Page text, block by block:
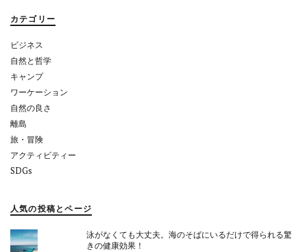
ョ
ン
カテゴリー
ビジネス
自然と哲学
キャンプ
ワーケーション
自然の良さ
離島
旅・冒険
アクティビティー
SDGs
人気の投稿とページ
泳がなくても大丈夫。海のそばにいるだけで得られる驚
きの健康効果！